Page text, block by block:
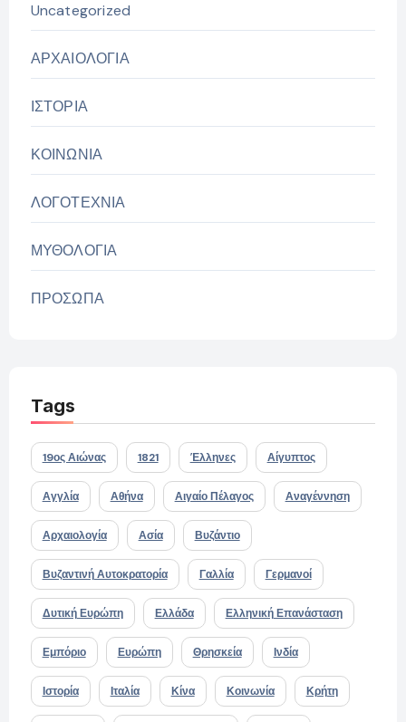
Uncategorized
ΑΡΧΑΙΟΛΟΓΙΑ
ΙΣΤΟΡΙΑ
ΚΟΙΝΩΝΙΑ
ΛΟΓΟΤΕΧΝΙΑ
ΜΥΘΟΛΟΓΙΑ
ΠΡΟΣΩΠΑ
Tags
19ος Αιώνας 1821 Έλληνες Αίγυπτος
Αγγλία Αθήνα Αιγαίο Πέλαγος Αναγέννηση
Αρχαιολογία Ασία Βυζάντιο
Βυζαντινή Αυτοκρατορία Γαλλία Γερμανοί
Δυτική Ευρώπη Ελλάδα Ελληνική Επανάσταση
Εμπόριο Ευρώπη Θρησκεία Ινδία
Ιστορία Ιταλία Κίνα Κοινωνία Κρήτη